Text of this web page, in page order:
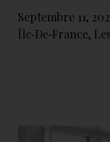
Septembre 11,
Île‑de‑France,